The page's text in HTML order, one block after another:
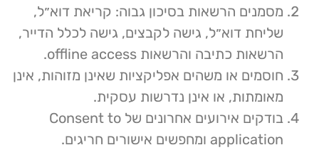
מסמנים הרשאות בסיכון גבוה: קריאת דוא״ל,
שליחת דוא״ל, גישה לקבצים, גישה לכלל הדייר,
הרשאות כתיבה והרשאות offline access.
חוסמים או משהים אפליקציות שאינן מזוהות, אינן
מאומתות, או אינן נדרשות עסקית.
בודקים אירועים אחרונים של Consent to
application ומחפשים אישורים חריגים.